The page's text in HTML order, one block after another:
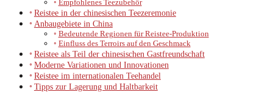
Empfohlenes Teezubehör
Reistee in der chinesischen Teezeremonie
Anbaugebiete in China
Bedeutende Regionen für Reistee-Produktion
Einfluss des Terroirs auf den Geschmack
Reistee als Teil der chinesischen Gastfreundschaft
Moderne Variationen und Innovationen
Reistee im internationalen Teehandel
Tipps zur Lagerung und Haltbarkeit